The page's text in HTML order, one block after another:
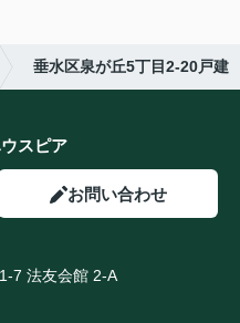
垂水区泉が丘5丁目2-20戸建
スピア
お問い合わせ
7 法友会館 2-A